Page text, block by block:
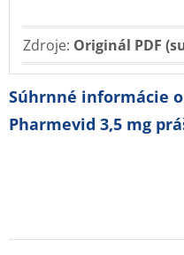
Zdroje: Originál PDF
Súhrnné informácie
Pharmevid 3,5 mg